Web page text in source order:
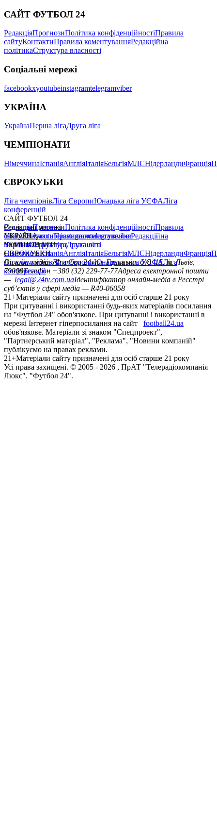
САЙТ ФУТБОЛ 24
РедакціяПрогнозиПолітика конфіденційностіПравила
сайтуКонтактиПравила коментуванняРедакційна
політикаСтруктура власності
Соціальні мережі
facebookxyoutubeinstagramtelegramviber
УКРАЇНА
УкраїнаПерша лігаДруга ліга
ЧЕМПІОНАТИ
НімеччинаІспаніяАнгліяІталіяБельгіяМЛСНідерландиФранція
ЄВРОКУБКИ
Ліга чемпіонівЛіга ЄвропиЮнацька ліга УЄФАЛіга
конференцій
САЙТ ФУТБОЛ 24
РедакціяПрогнозиПолітика конфіденційностіПравила
сайтуКонтактиПравила коментуванняРедакційна
політикаСтруктура власності
Соціальні мережі
facebookxyoutubeinstagramtelegramviber
УКРАЇНА
УкраїнаПерша лігаДруга ліга
ЧЕМПІОНАТИ
НімеччинаІспаніяАнгліяІталіяБельгіяМЛСНідерландиФранція
ЄВРОКУБКИ
Ліга чемпіонівЛіга ЄвропиЮнацька ліга УЄФАЛіга
конференцій
Онлайн-медіа «Футбол 24»пл. Галицька, буд. 15, м. Львів,
79008Телефон +380 (32) 229-77-77Адреса електронної пошти
— legal@24tv.com.uaІдентифікатор онлайн-медіа в Реєстрі
суб’єктів у сфері медіа — R40-06058
21+Матеріали сайту призначені для осіб старше 21 року
При цитуванні і використанні будь-яких матеріалів посилання
на "Футбол 24" обов'язкове. При цитуванні і використанні в
мережі Інтернет гіперпосилання на сайт
football24.ua
обов'язкове. Матеріали зі знаком "Спецпроект",
"Партнерський матеріал", "Реклама", "Новини компаній"
публікуємо на правах реклами.
21+Матеріали сайту призначені для осіб старше 21 року
Усi права захищенi. © 2005 - 2026 , ПрАТ "Телерадіокомпанія
Люкс". "Футбол 24".